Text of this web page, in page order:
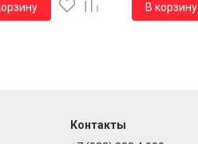
В корзину
Контакты